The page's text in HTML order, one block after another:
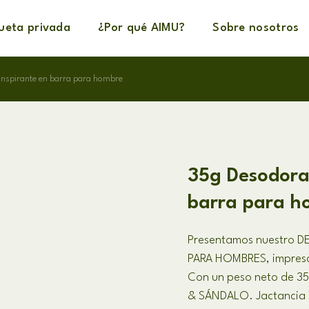
privada ¿Por qué AIMU? Sobre nosotros
en barra para hombre
35g
barra para
Presentamos nuestro
PARA HOMBRES,
Con un peso neto de
& SÁNDALO.